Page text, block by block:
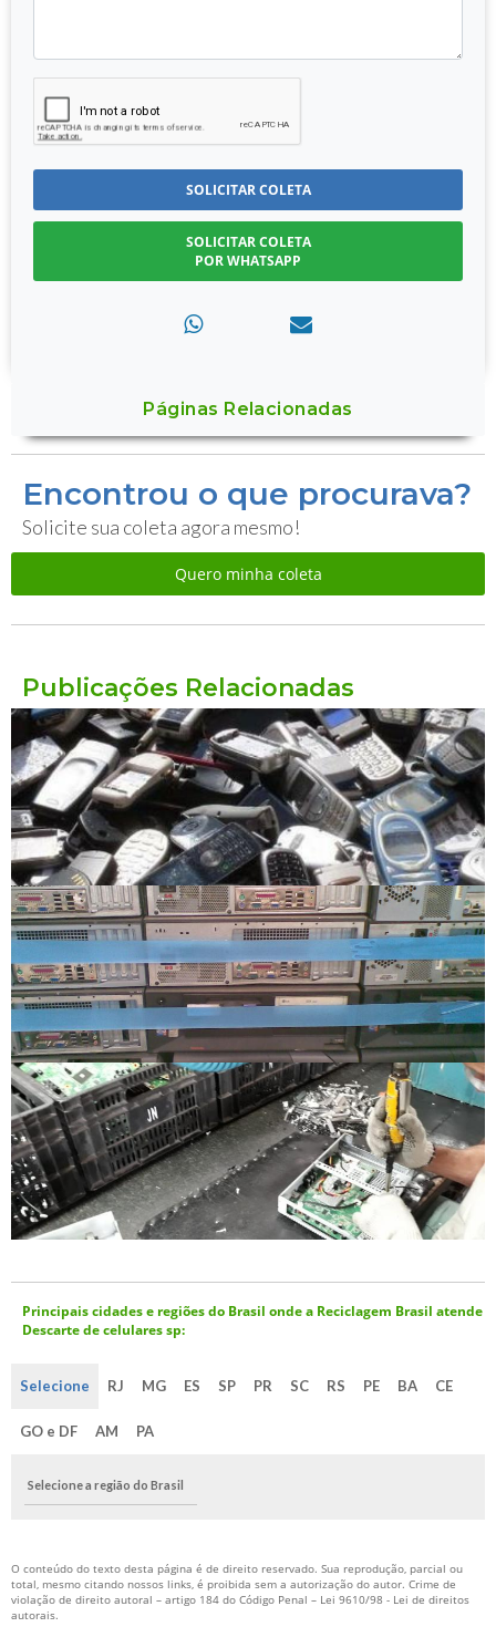
SOLICITAR COLETA
SOLICITAR COLETA
POR WHATSAPP
Páginas Relacionadas
Encontrou o que procurava?
Solicite sua coleta agora mesmo!
Quero minha coleta
Publicações Relacionadas
Principais cidades e regiões do Brasil onde a Reciclagem Brasil atende
Descarte de celulares sp:
Selecione RJ MG ES SP PR SC RS PE BA CE
GO e DF AM PA
Selecione a região do Brasil
O conteúdo do texto desta página é de direito reservado. Sua reprodução, parcial ou
total, mesmo citando nossos links, é proibida sem a autorização do autor. Crime de
violação de direito autoral – artigo 184 do Código Penal – Lei 9610/98 - Lei de direitos
autorais.